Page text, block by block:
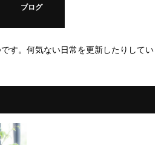
ブログ
す。何気ない日常を更新したりしてい